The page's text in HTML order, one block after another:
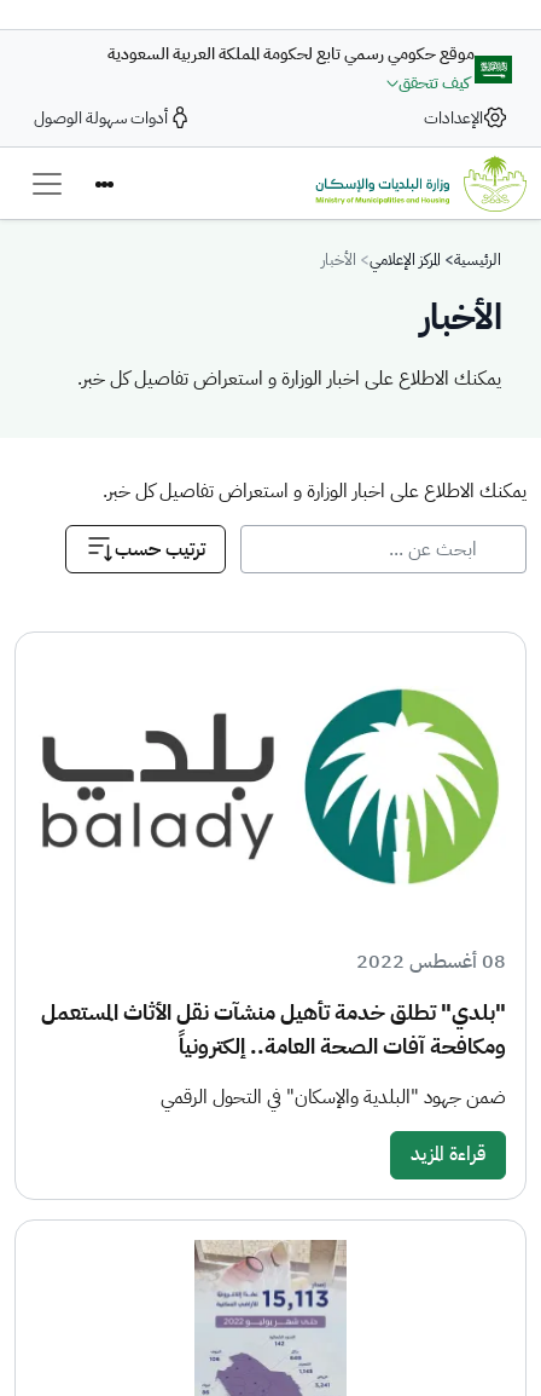
موقع حكومي رسمي تابع لحكومة المملكة العربية السعودية
كيف تتحقق
الإعدادات
أدوات سهولة الوصول
Breadcrumb
الرئيسية المركز الإعلامي الأخبار
الأخبار
يمكنك الاطلاع على اخبار الوزارة و استعراض تفاصيل كل خبر.
يمكنك الاطلاع على اخبار الوزارة و استعراض تفاصيل كل خبر.
ترتيب حسب
08 أغسطس 2022
"بلدي" تطلق خدمة تأهيل منشآت نقل الأثاث المستعمل
ومكافحة آفات الصحة العامة.. إلكترونياً
ضمن جهود "البلدية والإسكان" في التحول الرقمي
قراءة المزيد